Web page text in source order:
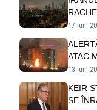
17 iun.
ATAC
13 iun.
KEIR
SE